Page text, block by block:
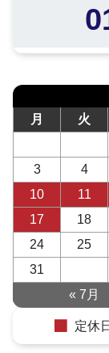
月
火
3
4
10
11
17
18
24
25
31
« 7月
定休日